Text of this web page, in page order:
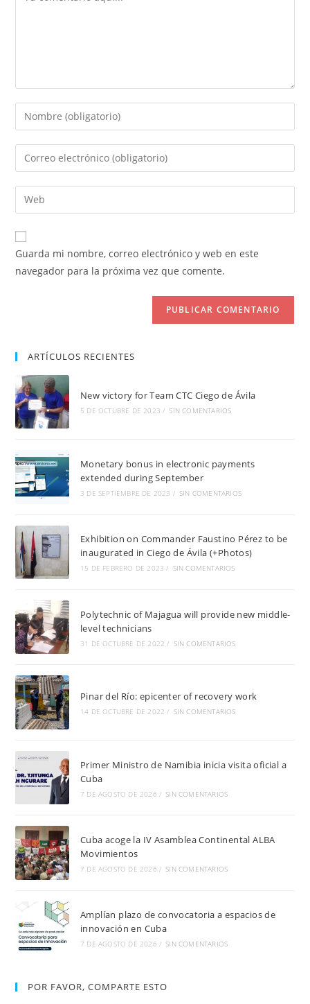
Introduce
tu
nombre
de
usuario
para
comentar
Introduce
tu
dirección
de
electrónico
para
comentar
Introduce
la
URL
de
Guarda mi nombre, correo electrónico y web en este
navegador para la próxima vez que comente.
ARTÍCULOS RECIENTES
New victory for Team CTC Ciego de Ávila
5 DE OCTUBRE DE 2023 / SIN COMENTARIOS
Monetary bonus in electronic payments
extended during September
3 DE SEPTIEMBRE DE 2023 / SIN COMENTARIOS
Exhibition on Commander Faustino Pérez to be
inaugurated in Ciego de Ávila (+Photos)
15 DE FEBRERO DE 2023 / SIN COMENTARIOS
Polytechnic of Majagua will provide new middle-
level technicians
31 DE OCTUBRE DE 2022 / SIN COMENTARIOS
Pinar del Río: epicenter of recovery work
14 DE OCTUBRE DE 2022 / SIN COMENTARIOS
Primer Ministro de Namibia inicia visita oficial a
Cuba
7 DE AGOSTO DE 2026 / SIN COMENTARIOS
Cuba acoge la IV Asamblea Continental ALBA
Movimientos
7 DE AGOSTO DE 2026 / SIN COMENTARIOS
Amplían plazo de convocatoria a espacios de
innovación en Cuba
7 DE AGOSTO DE 2026 / SIN COMENTARIOS
POR FAVOR, COMPARTE ESTO